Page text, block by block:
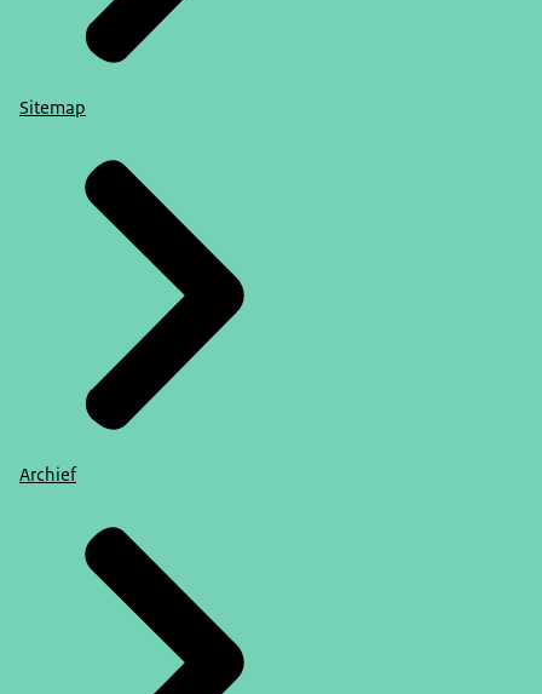
Sitemap
Archief